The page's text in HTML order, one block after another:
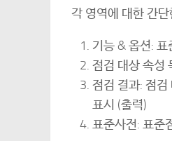
각 영역에 대한 간
기능 & 옵션:
점검 대상 속성
점검 결과: 점검
표시 (출력)
표준사전: 표준